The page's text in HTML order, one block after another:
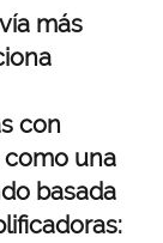
más
con
una
basada